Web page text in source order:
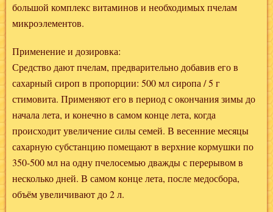
большой комплекс витаминов и необходимых пчелам
микроэлементов.
Применение и дозировка:
Средство дают пчелам, предварительно добавив его в
сахарный сироп в пропорции: 500 мл сиропа / 5 г
стимовита. Применяют его в период с окончания зимы до
начала лета, и конечно в самом конце лета, когда
происходит увеличение силы семей. В весенние месяцы
сахарную субстанцию помещают в верхние кормушки по
350-500 мл на одну пчелосемью дважды с перерывом в
несколько дней. В самом конце лета, после медосбора,
объём увеличивают до 2 л.